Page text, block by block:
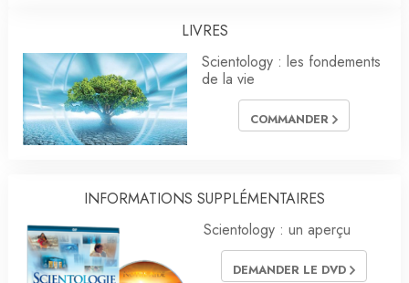
LIVRES
Scientology : les fondements
de la vie
COMMANDER
INFORMATIONS SUPPLÉMENTAIRES
Scientology : un aperçu
DEMANDER LE DVD